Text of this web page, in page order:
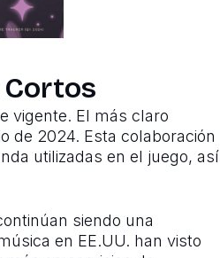
vigente. El más claro
de 2024. Esta colaboración
utilizadas en el juego, así
siendo una
en EE.UU. han visto